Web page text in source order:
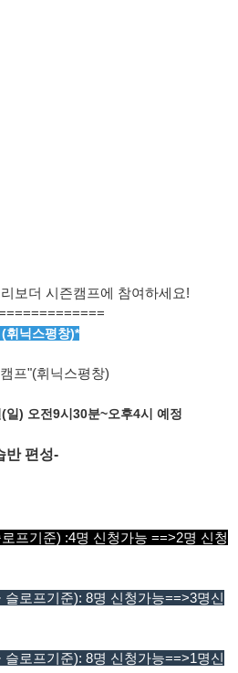
보더 시즌캠프에 참여하세요!
휘닉스평창)*
프"(휘닉스평창)
) 오전9시30분~오후4시 예정
반 편성-
프기준) :4명 신청가능 ==>2명 신청
로프기준): 8명 신청가능==>3명신
로프기준): 8명 신청가능==>1명신